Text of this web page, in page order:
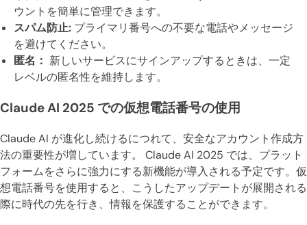
ウントを簡単に管理できます。
スパム防止: プライマリ番号への不要な電話やメッセージ
を避けてください。
匿名： 新しいサービスにサインアップするときは、一定
レベルの匿名性を維持します。
Claude AI 2025 での仮想電話番号の使用
Claude AI が進化し続けるにつれて、安全なアカウント作成方
法の重要性が増しています。 Claude AI 2025 では、プラット
フォームをさらに強力にする新機能が導入される予定です。仮
想電話番号を使用すると、こうしたアップデートが展開される
際に時代の先を行き、情報を保護することができます。